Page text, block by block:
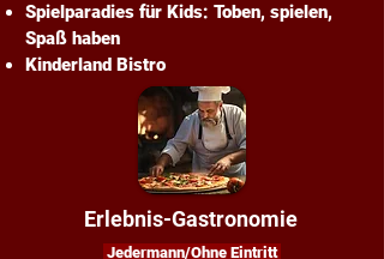
Spielparadies für Kids: Toben, spielen,
Spaß haben
Kinderland Bistro
Erlebnis-Gastronomie
Jedermann/Ohne Eintritt